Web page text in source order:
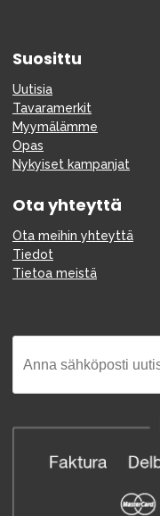
Suosittu
Uutisia
Tavaramerkit
Myymälämme
Opas
Nykyiset kampanjat
Ota yhteyttä
Ota meihin yhteyttä
Tiedot
Tietoa meistä